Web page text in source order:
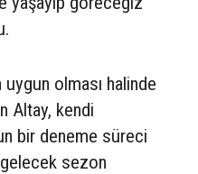
olması halinde
Altay, kendi
bir deneme süreci
sezon